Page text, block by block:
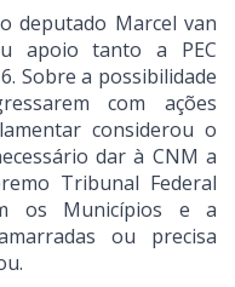
deputado Marcel van
apoio tanto a PEC
Sobre a possibilidade
com ações
considerou o
dar à CNM a
Tribunal Federal
os Municípios e a
ou precisa